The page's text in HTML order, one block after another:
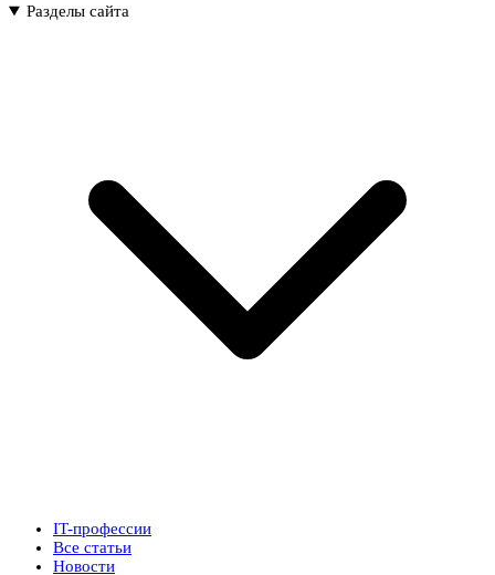
Разделы сайта
IT-профессии
Все статьи
Новости